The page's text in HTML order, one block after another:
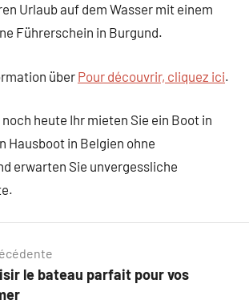
Urlaub auf dem Wasser mit einem
Führerschein in Burgund.
über Pour découvrir, cliquez ici.
heute Ihr mieten Sie ein Boot in
Hausboot in Belgien ohne
erwarten Sie unvergessliche
le bateau parfait pour vos